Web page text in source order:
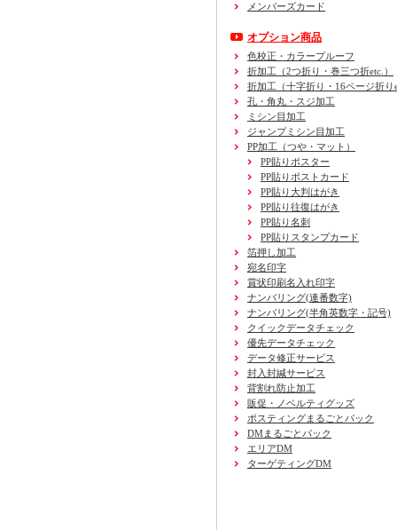
メンバーズカード
オプション商品
色校正・カラープルーフ
折加工 （2つ折り・巻三つ折etc.）
折加工 （十字折り・16ページ折り
孔・角丸・スジ加工
ミシン目加工
ジャンプミシン目加工
PP加工 （つや・マット）
PP貼りポスター
PP貼りポストカード
PP貼り大判はがき
PP貼り往復はがき
PP貼り名刺
PP貼りスタンプカード
箔押し加工
宛名印字
賞状印刷名入れ印字
ナンバリング(連番数字)
ナンバリング(半角英数字・記号)
クイックデータチェック
優先データチェック
データ修正サービス
封入封緘サービス
背割れ防止加工
販促・ノベルティグッズ
ポスティングまるごとパック
DMまるごとパック
エリアDM
ターゲティングDM